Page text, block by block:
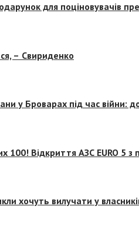
для поціновувачів
– Свириденко
у Броварах під час війни:
100! Відкриття АЗС EURO 5
хочуть вилучати у